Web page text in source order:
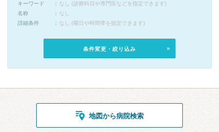
キーワード
なし (診療科目や専門医などを指定できます)
名称
なし
詳細条件
なし (曜日や時間帯を指定できます)
条件変更・絞り込み
地図から病院検索